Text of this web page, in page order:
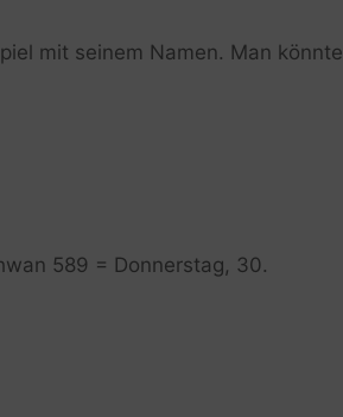
mit seinem Namen. Man könnte
589 = Donnerstag, 30.